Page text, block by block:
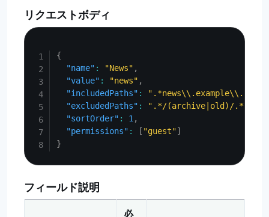
リクエストボディ
{
"name" : "News" ,
"value" : "news" ,
"includedPaths" :
"excludedPaths" : ".*/(archive|old)/.*"
"sortOrder" : 1 ,
"permissions" : [ "guest"]
}
フィールド説明
必